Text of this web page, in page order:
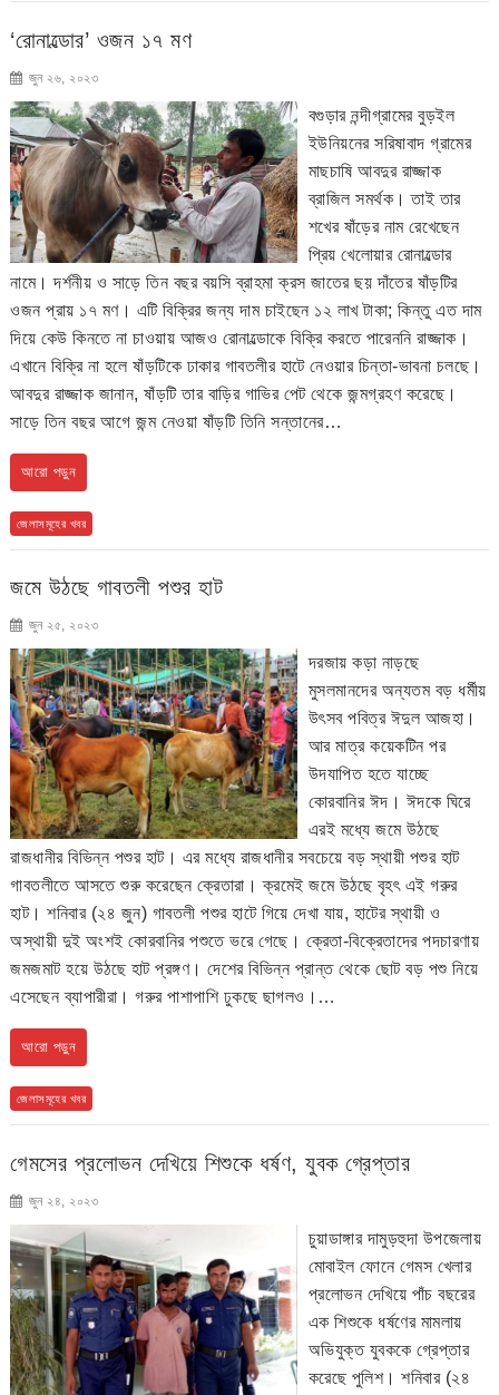
‘রোনাল্ডোর’ ওজন ১৭ মণ
জুন ২৬, ২০২৩
বগুড়ার নন্দীগ্রামের বুড়ইল
ইউনিয়নের সরিষাবাদ গ্রামের
মাছচাষি আবদুর রাজ্জাক
ব্রাজিল সমর্থক। তাই তার
শখের ষাঁড়ের নাম রেখেছেন
প্রিয় খেলোয়ার রোনাল্ডোর
নামে। দর্শনীয় ও সাড়ে তিন বছর বয়সি ব্রাহমা ক্রস জাতের ছয় দাঁতের ষাঁড়টির
ওজন প্রায় ১৭ মণ। এটি বিক্রির জন্য দাম চাইছেন ১২ লাখ টাকা; কিন্তু এত দাম
দিয়ে কেউ কিনতে না চাওয়ায় আজও রোনাল্ডোকে বিক্রি করতে পারেননি রাজ্জাক।
এখানে বিক্রি না হলে ষাঁড়টিকে ঢাকার গাবতলীর হাটে নেওয়ার চিন্তা-ভাবনা চলছে।
আবদুর রাজ্জাক জানান, ষাঁড়টি তার বাড়ির গাভির পেট থেকে জন্মগ্রহণ করেছে।
সাড়ে তিন বছর আগে জন্ম নেওয়া ষাঁড়টি তিনি সন্তানের…
আরো পড়ুন
জেলাসমূহের খবর
জমে উঠছে গাবতলী পশুর হাট
জুন ২৫, ২০২৩
দরজায় কড়া নাড়ছে
মুসলমানদের অন্যতম বড় ধর্মীয়
উৎসব পবিত্র ঈদুল আজহা।
আর মাত্র কয়েকটিন পর
উদযাপিত হতে যাচ্ছে
কোরবানির ঈদ। ঈদকে ঘিরে
এরই মধ্যে জমে উঠছে
রাজধানীর বিভিন্ন পশুর হাট। এর মধ্যে রাজধানীর সবচেয়ে বড় স্থায়ী পশুর হাট
গাবতলীতে আসতে শুরু করেছেন ক্রেতারা। ক্রমেই জমে উঠছে বৃহৎ এই গরুর
হাট। শনিবার (২৪ জুন) গাবতলী পশুর হাটে গিয়ে দেখা যায়, হাটের স্থায়ী ও
অস্থায়ী দুই অংশই কোরবানির পশুতে ভরে গেছে। ক্রেতা-বিক্রেতাদের পদচারণায়
জমজমাট হয়ে উঠছে হাট প্রঙ্গণ। দেশের বিভিন্ন প্রান্ত থেকে ছোট বড় পশু নিয়ে
এসেছেন ব্যাপারীরা। গরুর পাশাপাশি ঢুকছে ছাগলও।…
আরো পড়ুন
জেলাসমূহের খবর
গেমসের প্রলোভন দেখিয়ে শিশুকে ধর্ষণ, যুবক গ্রেপ্তার
জুন ২৪, ২০২৩
চুয়াডাঙ্গার দামুড়হুদা উপজেলায়
মোবাইল ফোনে গেমস খেলার
প্রলোভন দেখিয়ে পাঁচ বছরের
এক শিশুকে ধর্ষণের মামলায়
অভিযুক্ত যুবককে গ্রেপ্তার
করেছে পুলিশ। শনিবার (২৪